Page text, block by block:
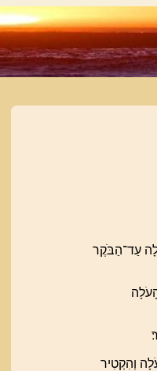
עַד־הַבֹּקֶר
וְהִקְטִיר